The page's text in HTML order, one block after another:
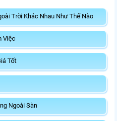
Trời Khác Nhau Như Thế Nào
Việc
Tốt
Ngoài Sàn